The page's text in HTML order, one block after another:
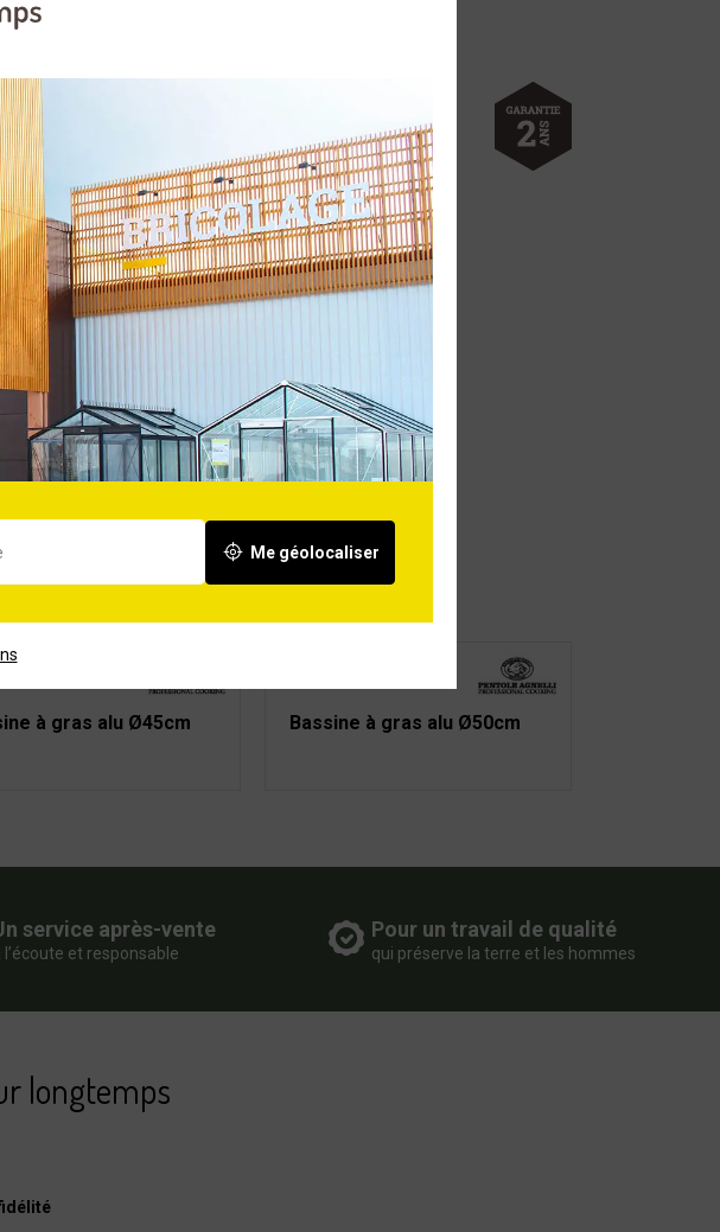
Tous feux sauf induction. Epaisseur 30/10ème.
15
sauf induction
Aluminium
maison
2 ans
à gras alu Ø45cm Bassine à gras alu Ø50cm
service après-vente
l’écoute et responsable
Pour un travail de qualité
qui préserve la terre et les hommes
longtemps
Me géolocaliser